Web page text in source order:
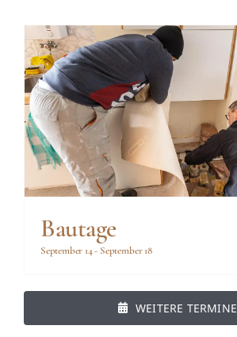
Bautage
September 14- September 18
WEITERE TERMINE